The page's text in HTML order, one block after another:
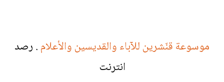
موسوعة قنّشرين للآباء والقديسين والأعلام. رصد
انترنت